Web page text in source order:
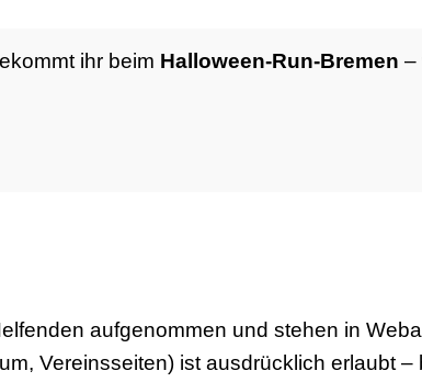
ihr beim Halloween-Run-Bremen –
aufgenommen und stehen in
Vereinsseiten) ist ausdrücklich erlaubt –